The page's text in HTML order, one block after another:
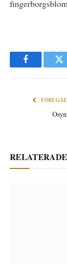
Facebook